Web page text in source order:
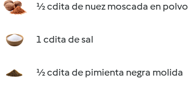
½ cdita de nuez moscada en polvo
1 cdita de sal
½ cdita de pimienta negra molida